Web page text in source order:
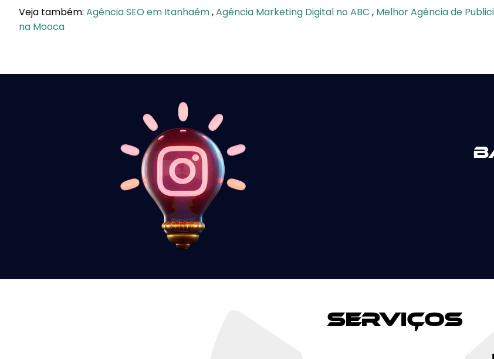
Veja também: Agência SEO em Itanhaém,Agência Marketing Digital no ABC , Melhor Agência de
na Mooca
Serviços